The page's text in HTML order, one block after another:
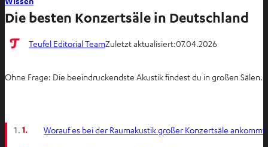
Die besten Konzertsäle in Deutschland
Teufel Editorial TeamZuletzt aktualisiert:07.04.2026
Ohne Frage: Die beeindruckendste Akustik findest du in großen
1. Worauf es bei der Raumakustik großer Konzertsäle ankommt